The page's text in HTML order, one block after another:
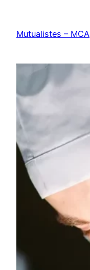
contenu
Mutualistes – MCA